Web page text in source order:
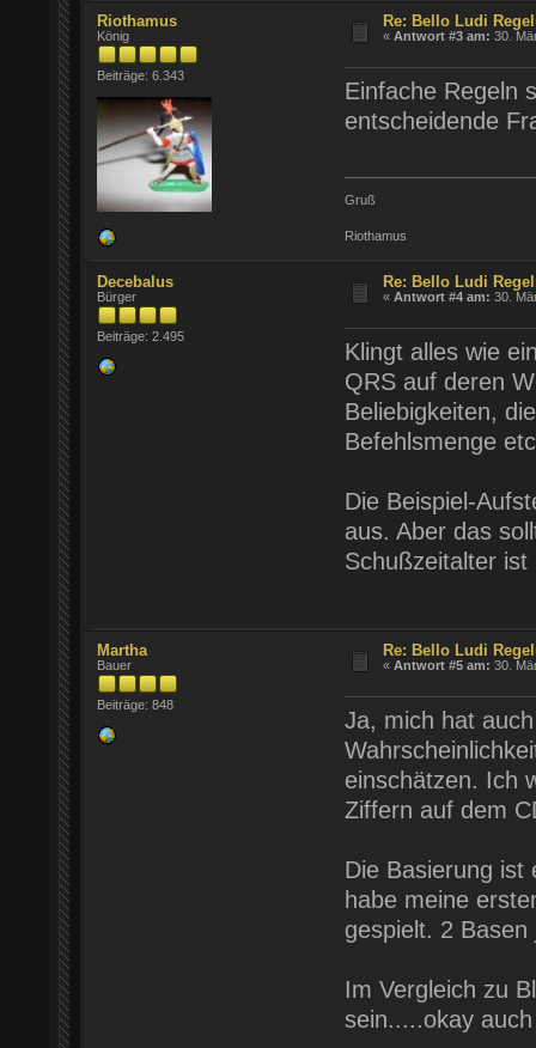
Riothamus
König
Beiträge: 6.343
Re: Bello Ludi
«Antwort #3 am: 30.
Einfache Regeln
entscheidende
Gruß
Riothamus
Decebalus
Bürger
Beiträge: 2.495
Re: Bello Ludi
«Antwort #4 am: 30.
Klingt alles wie
QRS auf deren
Beliebigkeiten,
Befehlsmenge
Die Beispiel-
aus. Aber das
Schußzeitalter
Martha
Bauer
Beiträge: 848
Re: Bello Ludi
«Antwort #5 am: 30.
Ja, mich hat
einschätzen. Ich
Ziffern auf dem
Die Basierung ist
habe meine
gespielt. 2
Im Vergleich zu
sein.....okay